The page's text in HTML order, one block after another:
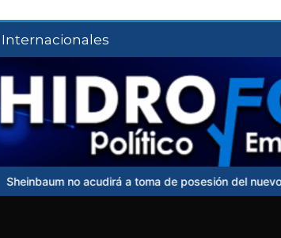
Internacionales
no acudirá a toma de posesión del nuevo